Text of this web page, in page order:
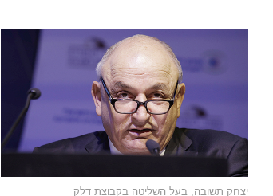
יצחק תשובה, בעל השליטה בקבוצת דלק